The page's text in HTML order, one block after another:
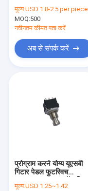
मूल्य:USD 1.8-2.5 per piece
MOQ:500
नवीनतम कीमत पता करें
अब से संपर्क करें
प्रोग्राम करने योग्य यूएसबी
गिटार पेडल फुटस्विच
मूल्य:USD 1.25~1.42